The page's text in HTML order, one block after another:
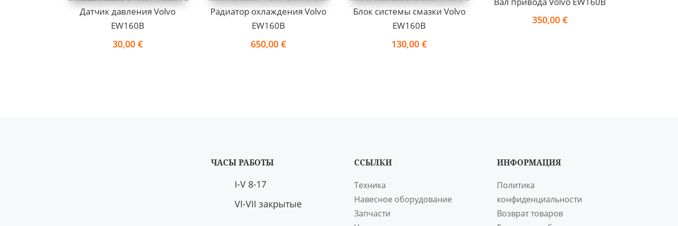
Датчик давления Volvo
EW160B
30,00€
Радиатор охлаждения Volvo
EW160B
650,00€
Блок системы смазки Volvo
EW160B
130,00€
350,00€
ЧАСЫ РАБОТЫ
I-V 8-17
VI-VII закрытые
ССЫЛКИ
Техника
Навесное оборудование
Запчасти
ИНФОРМАЦИЯ
Политика
конфиденциальности
Возврат товаров